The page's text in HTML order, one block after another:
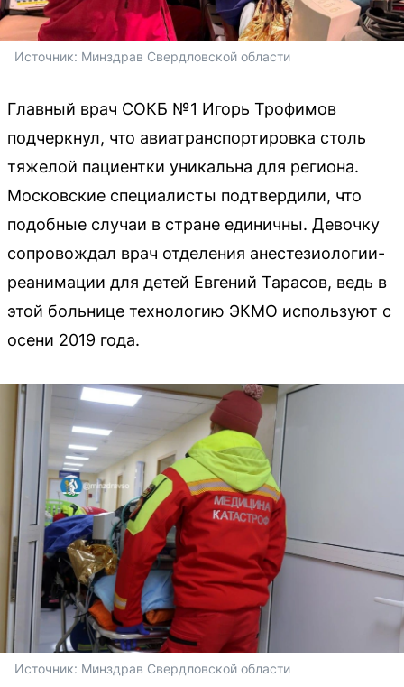
Источник: Минздрав Свердловской области
Главный врач СОКБ №1 Игорь Трофимов
подчеркнул, что авиатранспортировка столь
тяжелой пациентки уникальна для региона.
Московские специалисты подтвердили, что
подобные случаи в стране единичны. Девочку
сопровождал врач отделения анестезиологии-
реанимации для детей Евгений Тарасов, ведь в
этой больнице технологию ЭКМО используют с
осени 2019 года.
Источник: Минздрав Свердловской области